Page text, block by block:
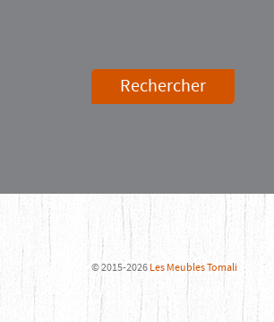
Rechercher
© 2015-2026 Les Meubles Tomali